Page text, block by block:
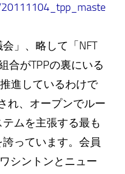
」、略して「NFT
合がTPPの裏にいる
進しているわけで
れ、オープンでルー
ムを主張する最も
っています。会員
シントンとニュー